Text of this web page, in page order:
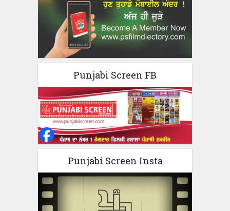
Punjabi Screen FB
Punjabi Screen Insta